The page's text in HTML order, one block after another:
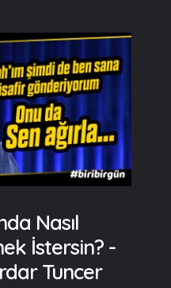
Nasıl
İstersin? -
Tuncer